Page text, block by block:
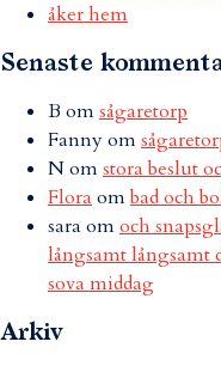
åker hem
Senaste
B omsågaretorp
Fannyom
Nomstora beslut
Flora ombad och
sara omoch
långsamt långsamt
sova middag
Arkiv